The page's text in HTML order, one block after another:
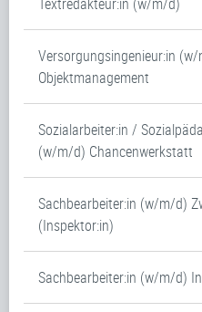
Textredakteur:in (w/m/d)
Versorgungsingenieur:in
Objektmanagement
Sozialarbeiter:in /
(w/m/d) Chancenwerkstatt
Sachbearbeiter:in (w/m/d)
(Inspektor:in)
Sachbearbeiter:in (w/m/d)